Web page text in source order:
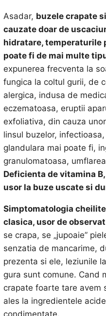
Asadar, buzele crapate
cauzate doar de
hidratare, temperaturile
poate fi de mai multe
expunerea frecventa la
fungica la coltul gurii, de
alergica, indusa de
eczematoasa, eruptii
exfoliativa, din cauza
linsul buzelor,
glandulara mai poate fi,
granulomatoasa,
Deficienta de vitamina
usor la buze uscate si
Simptomatologia
clasica, usor de observat
se crapa, se „jupoaie”
senzatia de mancarime,
prezenta si ele, leziunile
gura sunt comune. Cand
crapate foarte tare avem
ales la ingredientele
condimentate.